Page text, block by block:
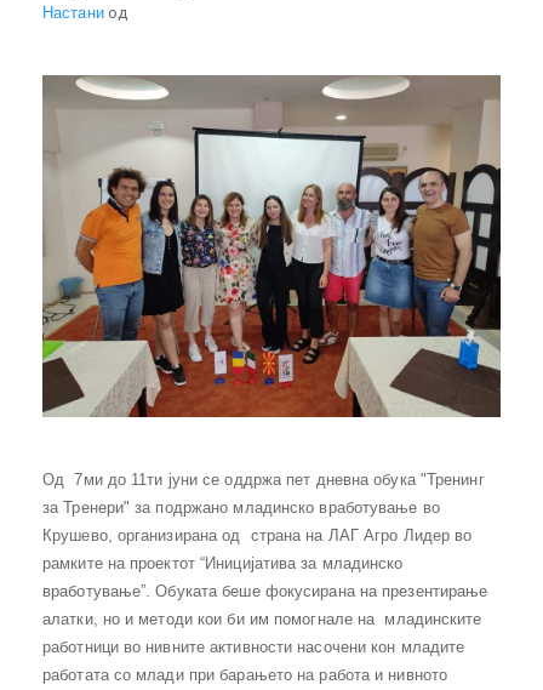
Настаниод
Од 7ми до 11ти јуни се оддржа пет дневна обука "Тренинг
за Тренери" за подржано младинско вработување во
Крушево, организирана од страна на ЛАГ Агро Лидер во
рамките на проектот “Иницијатива за младинско
вработување”. Обуката беше фокусирана на презентирање
алатки, но и методи кои би им помогнале на младинските
работници во нивните активности насочени кон младите
работата со млади при барањето на работа и нивното